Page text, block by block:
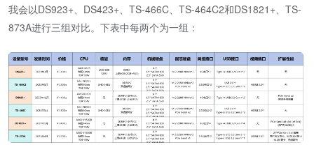
我会以DS923+、DS423+、TS-466C、TS-464C2和DS1821+、TS-
873A进行三组对比。下表中每两个为一组：